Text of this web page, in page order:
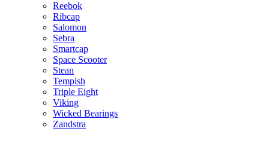
Reebok
Ribcap
Salomon
Sebra
Smartcap
Space Scooter
Stean
Tempish
Triple Eight
Viking
Wicked Bearings
Zandstra